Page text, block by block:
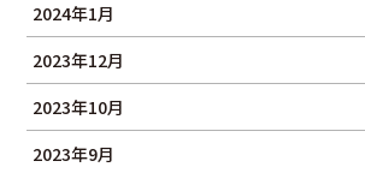
2024年1月
2023年12月
2023年10月
2023年9月